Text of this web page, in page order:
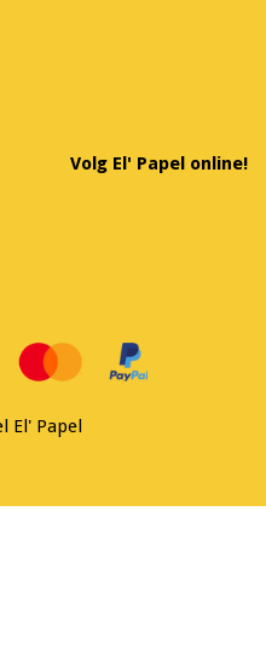
Volg El' Papel online!
El' Papel